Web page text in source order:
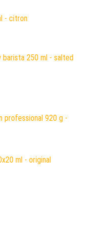
- citron
barista 250 ml - salted
professional 920 g -
ml - original